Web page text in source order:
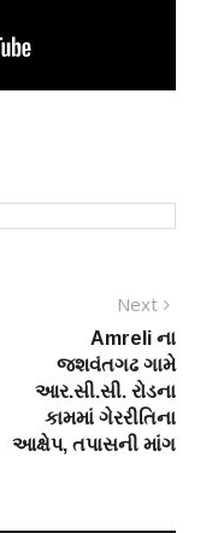
Next
post:
Amreli ના
જશવંતગઢ ગામે
આર.સી.સી. રોડના
કામમાં ગેરરીતિના
આક્ષેપ, તપાસની માંગ